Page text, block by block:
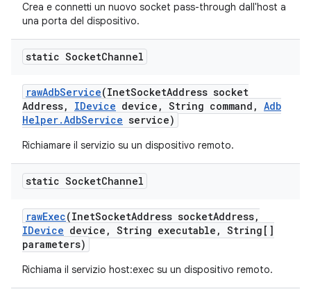
Crea e connetti un nuovo socket pass-through dall'host a
una porta del dispositivo.
static SocketChannel
rawAdbService(InetSocketAddress socket
Address, IDevice device , String command , Adb
Helper.AdbService service)
Richiamare il servizio su un dispositivo remoto.
static SocketChannel
rawExec(InetSocketAddress socketAddress,
IDevice device , String executable , String[]
parameters)
Richiama il servizio host:exec su un dispositivo remoto.